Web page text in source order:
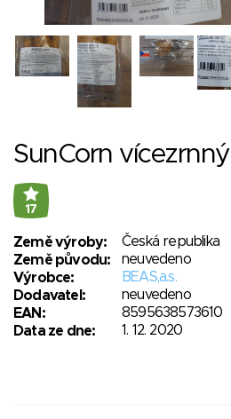
SunCorn vícezrnný
17
Země výroby:
Česká republika
Země původu:
neuvedeno
Výrobce:
BEAS,a.s.
Dodavatel:
neuvedeno
EAN:
8595638573610
Data ze dne:
1. 12. 2020